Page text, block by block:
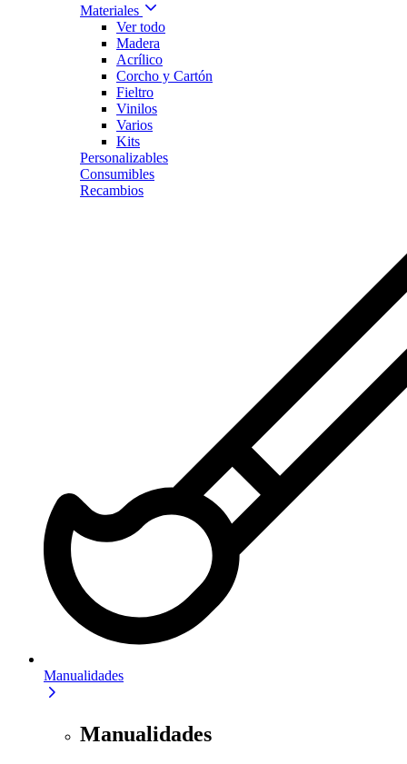
Materiales
Ver todo
Madera
Acrílico
Corcho y Cartón
Fieltro
Vinilos
Varios
Kits
Personalizables
Consumibles
Recambios
Manualidades
Manualidades